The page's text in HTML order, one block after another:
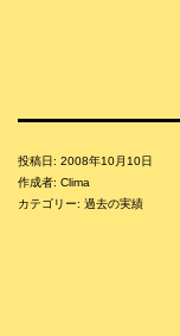
投稿日: 2008年10月10日
作成者: Clima
カテゴリー: 過去の実績